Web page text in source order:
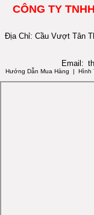
CÔNG TY
Địa Chỉ: Cầu Vượt Tân
Email:
Hướng Dẫn Mua Hàng | Hình